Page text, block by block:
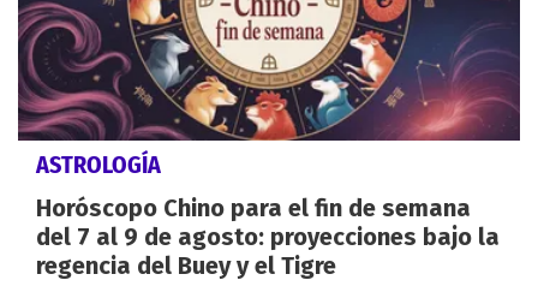
ASTROLOGÍA
Horóscopo Chino para el fin de semana
del 7 al 9 de agosto: proyecciones bajo la
regencia del Buey y el Tigre